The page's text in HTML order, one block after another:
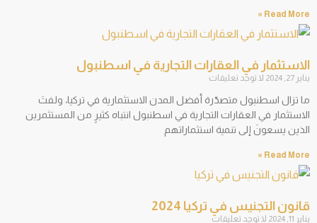
Read More »
الاستثمار في العقارات التجارية في اسطنبول
يناير 27, 2024 لا توجد تعليقات
ما تزال اسطنبول متصدّرة أفضل المدن الاستثمارية في تركيا، ولفتَ
الاستثمار في العقارات التجارية في اسطنبول انتباه كثيرٍ من المستثمرين
الذين يسعونَ إلى تنمية استثماراتهم
Read More »
قانون التجنيس في تركيا 2024
يناير 11, 2024 لا توجد تعليقات